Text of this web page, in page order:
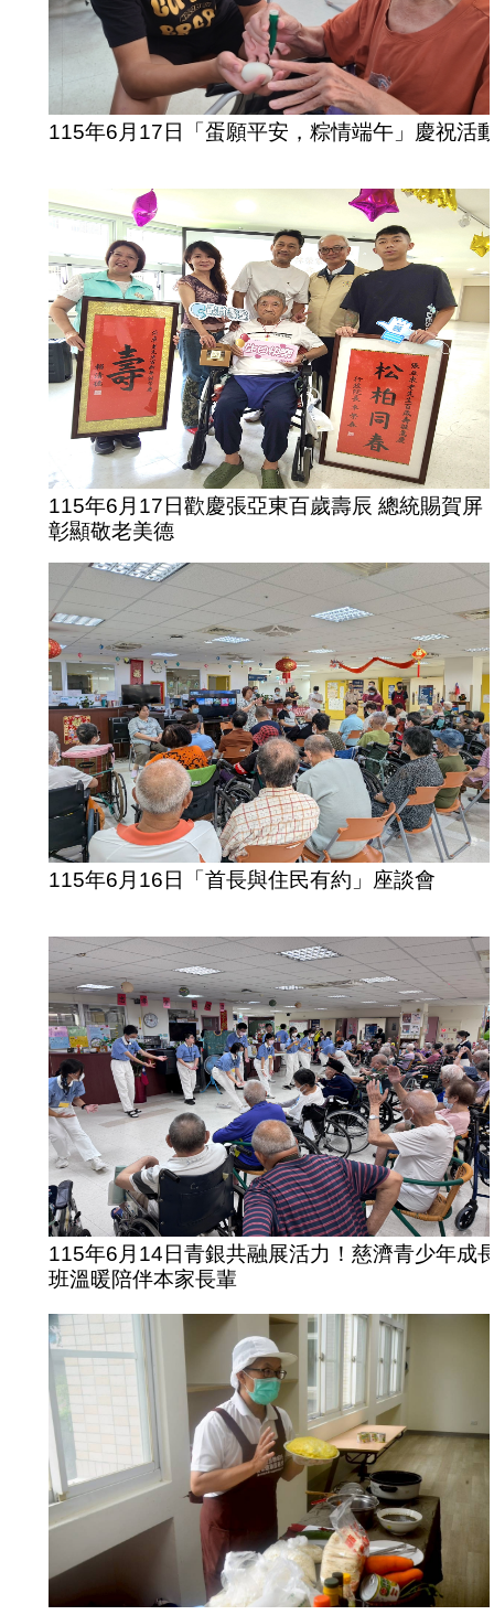
115年6月17日「蛋願平安，粽情端午」慶祝活
115年6月17日歡慶張亞東百歲壽辰 總統賜賀屏
彰顯敬老美德
115年6月16日「首長與住民有約」座談會
115年6月14日青銀共融展活力！慈濟青少年成
班溫暖陪伴本家長輩